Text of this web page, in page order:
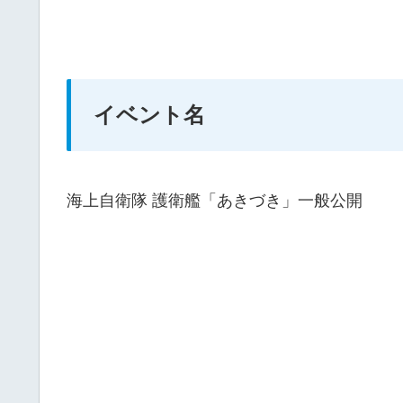
イベント名
海上自衛隊 護衛艦「あきづき」一般公開